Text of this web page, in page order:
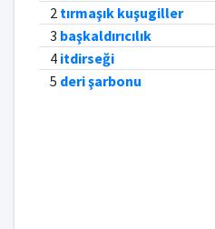
2 tırmaşık kuşugiller
3 başkaldırıcılık
4 itdirseği
5 deri şarbonu